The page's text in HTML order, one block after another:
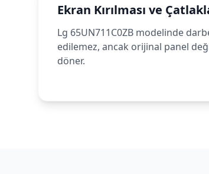
Ekran Kırılması ve
Lg 65UN711C0ZB modelinde
edilemez, ancak orijinal panel
döner.